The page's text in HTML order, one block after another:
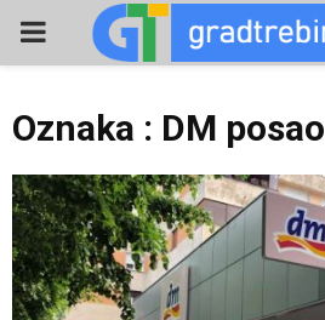
PRIMARY
Oznaka : DM posao